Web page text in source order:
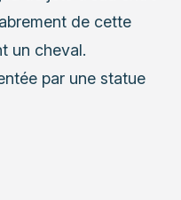
de cette
un cheval.
par une statue